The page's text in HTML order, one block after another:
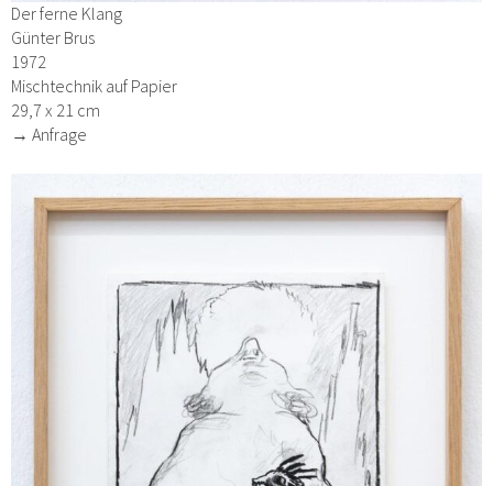
Der ferne Klang
Günter Brus
1972
Mischtechnik auf Papier
29,7 x 21 cm
→ Anfrage